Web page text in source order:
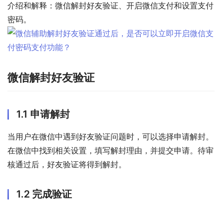
介绍和解释：微信解封好友验证、开启微信支付和设置支付
密码。
微信解封好友验证
1.1 申请解封
当用户在微信中遇到好友验证问题时，可以选择申请解封。
在微信中找到相关设置，填写解封理由，并提交申请。待审
核通过后，好友验证将得到解封。
1.2 完成验证